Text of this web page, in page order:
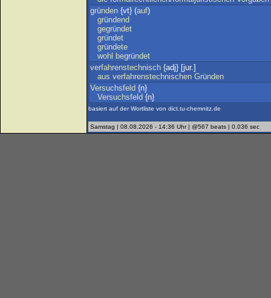
gründen {vt} (auf)
gründend
gegründet
gründet
gründete
wohl begründet
verfahrenstechnisch {adj} [jur.]
aus verfahrenstechnischen Gründen
Versuchsfeld {n}
Versuchsfeld {n}
basiert auf der Wortliste von dict.tu-chemnitz.de
Samstag | 08.08.2026 - 14:36 Uhr | @567 beats | 0.036 sec